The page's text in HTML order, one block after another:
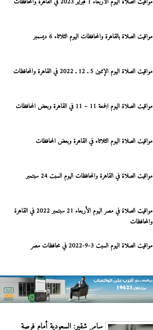
مواقيت الصلاة بالقاهرة والمحافظات اليوم الثلاثاء 6 ديسمبر
مواقيت الصلاة اليوم الإثنين 5 ـ 12 ـ 2022 في القاهرة والمحافظات
مواقيت الصلاة اليوم الجمعة 11 – 11 في القاهرة وبعض المحافظات
مواقيت الصلاة اليوم الثلاثاء في القاهرة وبعض المحافظات
مواقيت الصلاة في القاهرة والمحافظات اليوم السبت 24 سبتمبر
مواقيت الصلاة في مصر اليوم الأربعاء 21 سبتمبر 2022 في القاهرة
والمحافظات
مواقيت الصلاة اليوم السبت 3-9-2022 في محافظات مصر
سامر شقير: السعودية أمام فرصة